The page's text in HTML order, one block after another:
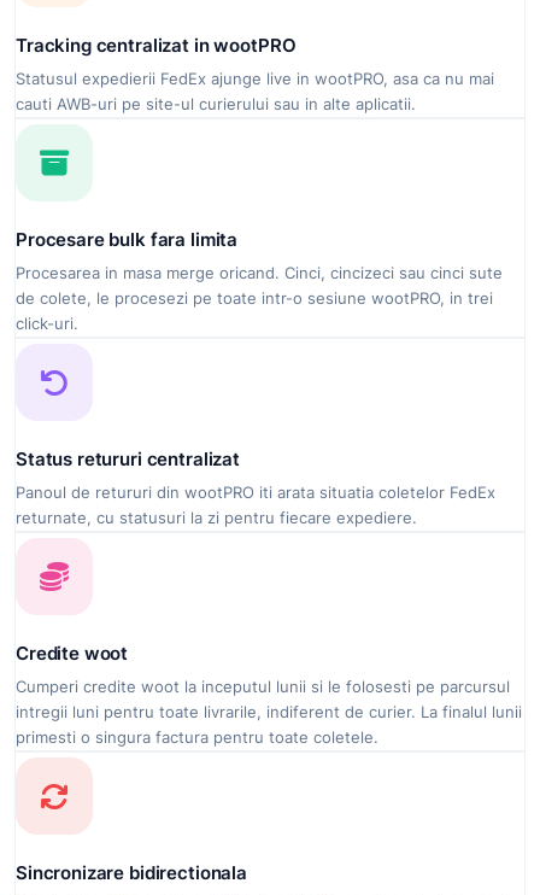
Tracking centralizat in wootPRO
Statusul expedierii FedEx ajunge live in wootPRO, asa ca nu mai
cauti AWB-uri pe site-ul curierului sau in alte aplicatii.
Procesare bulk fara limita
Procesarea in masa merge oricand. Cinci, cincizeci sau cinci sute
de colete, le procesezi pe toate intr-o sesiune wootPRO, in trei
click-uri.
Status retururi centralizat
Panoul de retururi din wootPRO iti arata situatia coletelor FedEx
returnate, cu statusuri la zi pentru fiecare expediere.
Credite woot
Cumperi credite woot la inceputul lunii si le folosesti pe parcursul
intregii luni pentru toate livrarile, indiferent de curier. La finalul lunii
primesti o singura factura pentru toate coletele.
Sincronizare bidirectionala